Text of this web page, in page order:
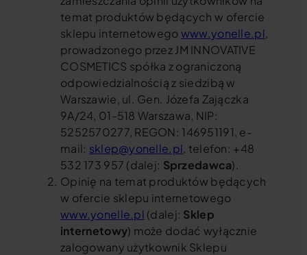
temat produktów będących w ofercie
sklepu internetowegowww.yonelle.pl,
prowadzonego przez JM INNOVATIVE
COSMETICS spółka z ograniczoną
odpowiedzialnością z siedzibą w
Warszawie, ul. Gen. Józefa Zajączka
9A/24, 01-518 Warszawa, NIP:
5252570277, REGON: 146951191, e-
mail: sklep@yonelle.pl, telefon: +48
532 173 957 (dalej: Sprzedawca).
Opinię na temat produktów będących
w ofercie sklepu internetowego
www.yonelle.pl (dalej: Sklep
internetowy) może dodać wyłącznie
zalogowany użytkownik Sklepu